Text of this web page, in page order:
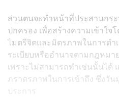
ส่วนตนจะทำหน้าที่ประสานกร
ปกครอง เพื่อสร้างความเข้าใ
ไมตรีจิตและมิตรภาพในการดำ
ระเบียบหรืออำนาจตามกฎหมา
เพราะไม่สามารถทำเช่นนั้นได้
ภราดรภาพในการเข้าถึง ซึ่งวั
ประการ